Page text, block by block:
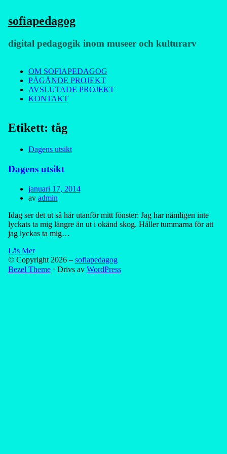
sofiapedagog
digital pedagogik inom museer och kulturarv
Hoppa
innehåll
OM SOFIAPEDAGOG
PÅGÅNDE PROJEKT
AVSLUTADE PROJEKT
KONTAKT
Etikett: tåg
Dagens utsikt
Dagens utsikt
Publicerad
den
januari 17, 2014
av admin
Idag ser det ut så här utanför mitt fönster: Jag har nämligen inte
lyckats ta mig längre än ut i okänd skog. Håller tummarna för att
jag lyckas ta mig…
Läs Mer
© Copyright 2026 – sofiapedagog
Bezel Theme ⋅ Drivs av WordPress